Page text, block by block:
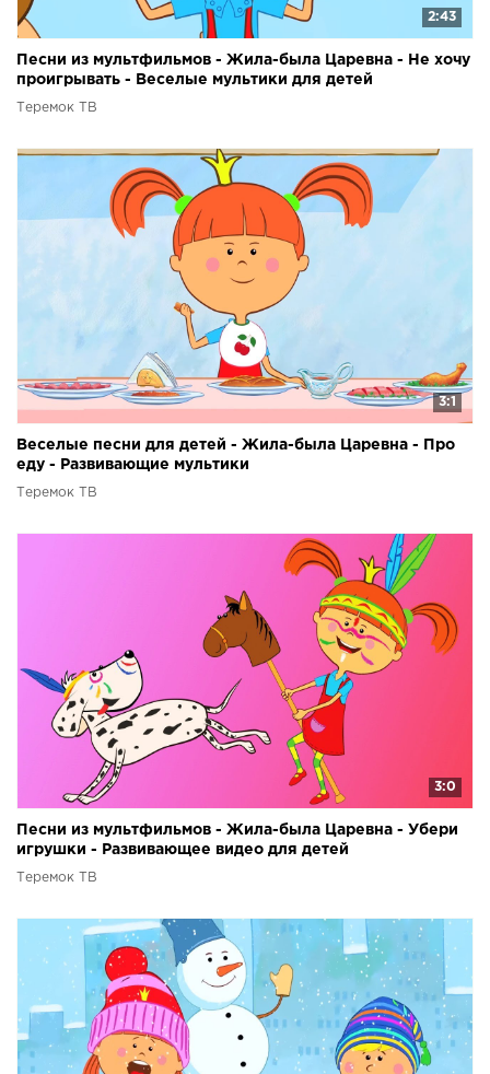
2:43
Песни из мультфильмов - Жила-была Царевна - Не хочу
проигрывать - Веселые мультики для детей
Теремок ТВ
3:1
Веселые песни для детей - Жила-была Царевна - Про
еду - Развивающие мультики
Теремок ТВ
3:0
Песни из мультфильмов - Жила-была Царевна - Убери
игрушки - Развивающее видео для детей
Теремок ТВ